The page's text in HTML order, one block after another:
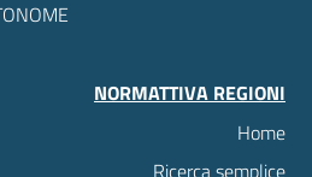
NORMATTIVA REGIONI
Home
Ricerca semplice